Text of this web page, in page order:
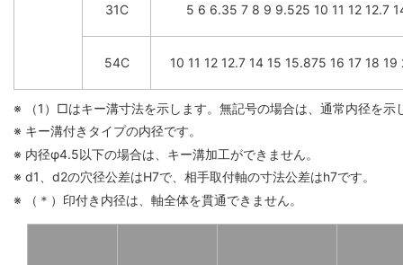
31C 5 6 6.35 7 8 9 9.525 10 11 12 12.7
54C 10 11 12 12.7 14 15 15.875 16 17 18
※ （1）□はキー溝寸法を示します。無記号の場合は、通常内径を示
※ キー溝付きタイプの内径です。
※ 内径φ4.5以下の場合は、キー溝加工ができません。
※ d1、d2の穴径公差はH7で、相手取付軸の寸法公差はh7です。
※ （＊）印付き内径は、軸全体を貫通できません。